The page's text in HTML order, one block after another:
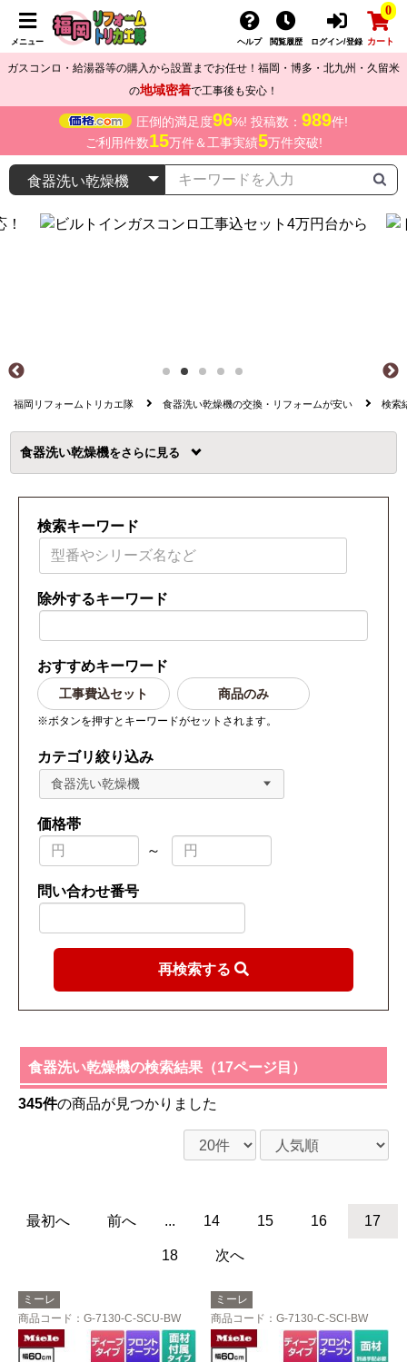
メニュー ヘルプ 閲覧履歴 ログイン/登録
0
カート
ガスコンロ・給湯器等の購入から設置までお任せ！福岡・博多・北九州・久留米
の地域密着で工事後も安心！
圧倒的満足度96%! 投稿数： 989件!
ご利用件数15万件＆工事実績5万件突破!
福岡リフォームトリカエ隊 食器洗い乾燥機の交換・リフォームが安い 検索
食器洗い乾燥機を
検索キーワード
除外するキーワード
おすすめキーワード
工事費込セット 商品のみ
※ボタンを押すとキーワードがセットされます。
カテゴリ絞り込み
食器洗い乾燥機
価格帯
～
問い合わせ番号
再検索する
食器洗い乾燥機の検索結果（17ページ目）
345件の商品が見つかりました
最初へ 前へ ... 14 15 16 17
18 次へ
ミーレ
商品コード ：G-7130-C-SCU-BW
ミーレ
商品コード ：G-7130-C-SCI-BW